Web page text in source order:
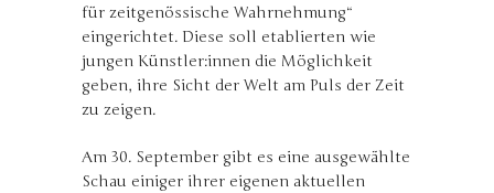
für zeitgenössische Wahrnehmung“
eingerichtet. Diese soll etablierten wie
jungen Künstler:innen die Möglichkeit
geben, ihre Sicht der Welt am Puls der Zeit
zu zeigen.
Am 30. September gibt es eine ausgewählte
Schau einiger ihrer eigenen aktuellen